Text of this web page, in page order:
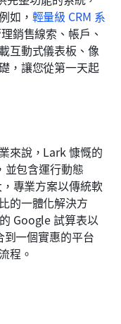
如， 輕量級 CRM 系
銷售線索、帳戶、
互動式儀表板、像
，讓您從第一天起
來說，Lark 慷慨的
並包含運行動態
專業方案以傳統軟
的一體化解決方
Google 試算表以
到一個實惠的平台
程。